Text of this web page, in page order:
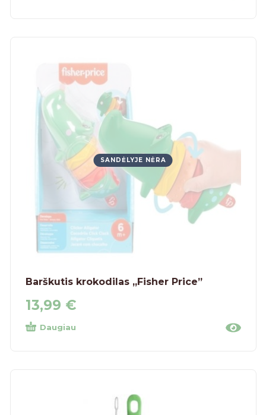
SANDĖLYJE NĖRA
Barškutis krokodilas „Fisher Price”
13,99 €
Daugiau